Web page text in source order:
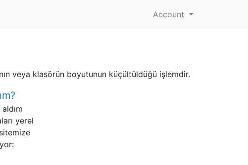
Account
veya klasörün boyutunun küçültüldüğü işlemdir.
yerel